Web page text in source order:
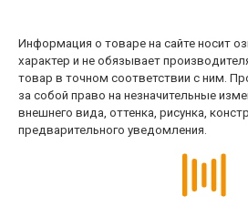
Информация о товаре на сайте носит
характер и не обязывает
товар в точном соответствии с ним.
за собой право на незначительные
внешнего вида, оттенка, рисунка,
предварительного уведомления.